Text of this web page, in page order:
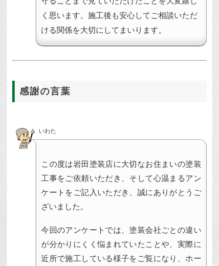
く思います。施工後も安心してご相談いただ
ける関係を大切にしてまいります。
感謝の言葉
いわた
この度は岩田塗装店に大切なお住まいの塗装
工事をご依頼いただき、そして心温まるアン
ケートをご記入いただき、誠にありがとうご
ざいました。
今回のアンケートでは、塗装会社ごとの違い
が分かりにくく悩まれていたことや、実際に
近所で施工している様子をご覧になり、ホー